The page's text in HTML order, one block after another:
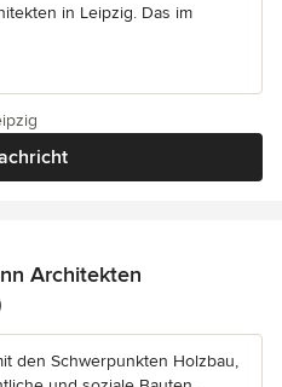
in Leipzig. Das im
Architekten
von 5 Sternen
den Schwerpunkten Holzbau,